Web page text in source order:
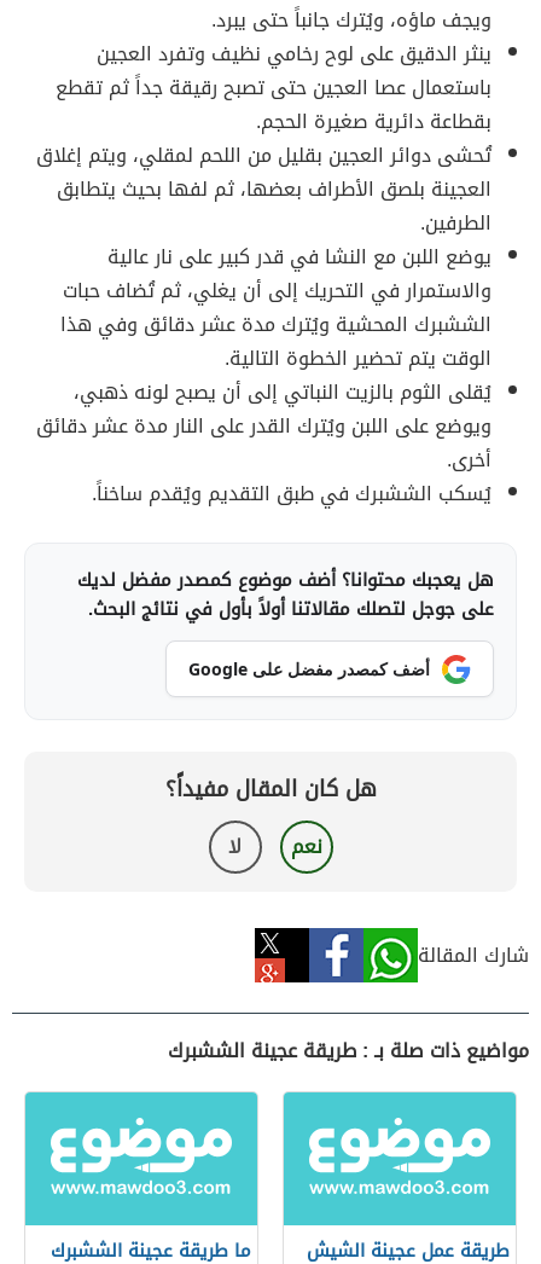
ويجف ماؤه، ويُترك جانباً حتى يبرد.
ينثر الدقيق على لوح رخامي نظيف وتفرد العجين
باستعمال عصا العجين حتى تصبح رقيقة جداً ثم تقطع
بقطاعة دائرية صغيرة الحجم.
تُحشى دوائر العجين بقليل من اللحم لمقلي، ويتم إغلاق
العجينة بلصق الأطراف بعضها، ثم لفها بحيث يتطابق
الطرفين.
يوضع اللبن مع النشا في قدر كبير على نار عالية
والاستمرار في التحريك إلى أن يغلي، ثم تُضاف حبات
الششبرك المحشية ويُترك مدة عشر دقائق وفي هذا
الوقت يتم تحضير الخطوة التالية.
يُقلى الثوم بالزيت النباتي إلى أن يصبح لونه ذهبي،
ويوضع على اللبن ويُترك القدر على النار مدة عشر دقائق
أخرى.
يُسكب الششبرك في طبق التقديم ويُقدم ساخناً.
هل يعجبك محتوانا؟ أضف موضوع كمصدر مفضل لديك
على جوجل لتصلك مقالاتنا أولاً بأول في نتائج البحث.
أضف كمصدر مفضل على Google
هل كان المقال مفيداً؟
نعم لا
شارك المقالة
مواضيع ذات صلة بـ : طريقة عجينة الششبرك
طريقة عمل عجينة الشيش ما طريقة عجينة الششبرك